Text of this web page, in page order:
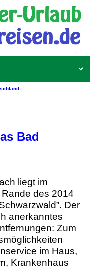
Bad
liegt im
des 2014
Der
anerkanntes
Zum
im Haus,
Krankenhaus